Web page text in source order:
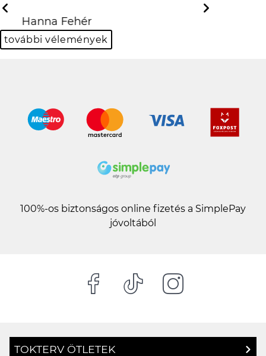
Viktor Kovács
Previous
további vélemények
100%-os biztonságos online fizetés a SimplePay
jóvoltából
TOKTERV ÖTLETEK